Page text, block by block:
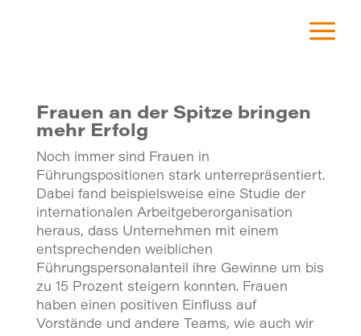
a
Frauen an der Spitze bringen
mehr Erfolg
Noch immer sind Frauen in
Führungspositionen stark unterrepräsentiert.
Dabei fand beispielsweise eine Studie der
internationalen Arbeitgeberorganisation
heraus, dass Unternehmen mit einem
entsprechenden weiblichen
Führungspersonalanteil ihre Gewinne um bis
zu 15 Prozent steigern konnten. Frauen
haben einen positiven Einfluss auf
Vorstände und andere Teams, wie auch wir